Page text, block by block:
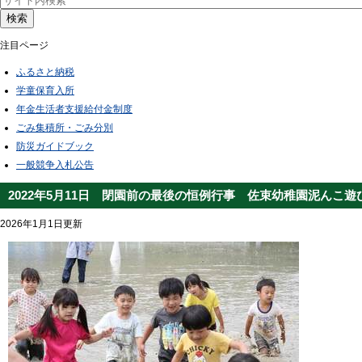
検索
注目ページ
ふるさと納税
学童保育入所
年金生活者支援給付金制度
ごみ集積所・ごみ分別
防災ガイドブック
一般競争入札公告
2022年5月11日 閉園前の最後の恒例行事 佐束幼稚園泥んこ遊
2026年1月1日更新